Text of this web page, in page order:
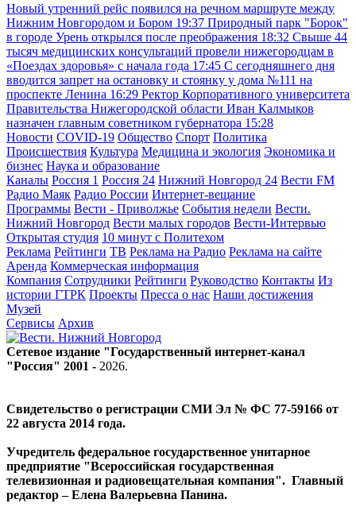
Новый утренний рейс появился на речном маршруте между
Нижним Новгородом и Бором 19:37 Природный парк "Борок"
в городе Урень открылся после преображения 18:32 Свыше 44
тысяч медицинских консультаций провели нижегородцам в
«Поездах здоровья» с начала года 17:45 С сегодняшнего дня
вводится запрет на остановку и стоянку у дома №111 на
проспекте Ленина 16:29 Ректор Корпоративного университета
Правительства Нижегородской области Иван Калмыков
назначен главным советником губернатора 15:28
Новости COVID-19 Общество Спорт Политика
Происшествия Культура Медицина и экология Экономика и
бизнес Наука и образование
Каналы Россия 1 Россия 24 Нижний Новгород 24 Вести FM
Радио Маяк Радио России Интернет-вещание
Программы Вести - Приволжье События недели Вести.
Нижний Новгород Вести малых городов Вести-Интервью
Открытая студия 10 минут с Политехом
Реклама Рейтинги ТВ Реклама на Радио Реклама на сайте
Аренда Коммерческая информация
Компания Сотрудники Рейтинги Руководство Контакты Из
истории ГТРК Проекты Пресса о нас Наши достижения
Музей
Сервисы Архив
Сетевое издание "Государственный интернет-канал
"Россия" 2001 - 2026.
Свидетельство о регистрации СМИ Эл № ФС 77-59166 от
22 августа 2014 года.
Учредитель федеральное государственное унитарное
предприятие "Всероссийская государственная
телевизионная и радиовещательная компания". Главный
редактор – Елена Валерьевна Панина.